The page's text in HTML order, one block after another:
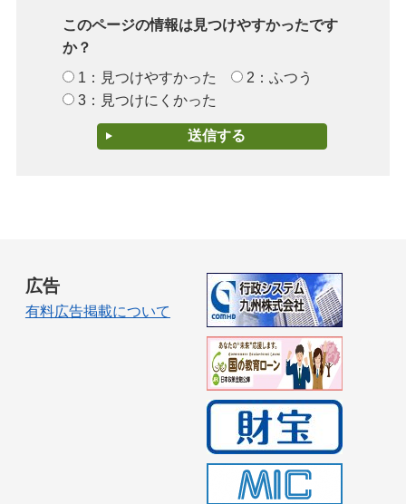
このページの情報は見つけやすかったです
か？
1：見つけやすかった
2：ふつう
3：見つけにくかった
広告
有料広告掲載について